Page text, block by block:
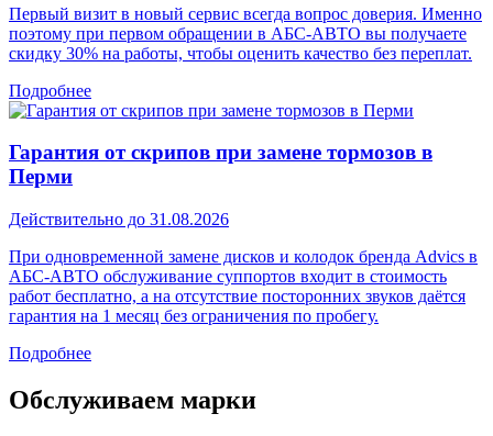
Первый визит в новый сервис всегда вопрос доверия. Именно
поэтому при первом обращении в АБС-АВТО вы получаете
скидку 30% на работы, чтобы оценить качество без переплат.
Подробнее
Гарантия от скрипов при замене тормозов в
Перми
Действительно до 31.08.2026
При одновременной замене дисков и колодок бренда Advics в
АБС-АВТО обслуживание суппортов входит в стоимость
работ бесплатно, а на отсутствие посторонних звуков даётся
гарантия на 1 месяц без ограничения по пробегу.
Подробнее
Обслуживаем марки